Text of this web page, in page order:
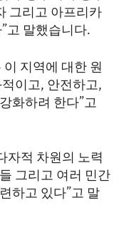
그리고 아프리카
고 말했습니다.
지역에 대한 원
이고, 안전하고,
화하려 한다”고
자적 차원의 노력
그리고 여러 민간
하고 있다”고 말